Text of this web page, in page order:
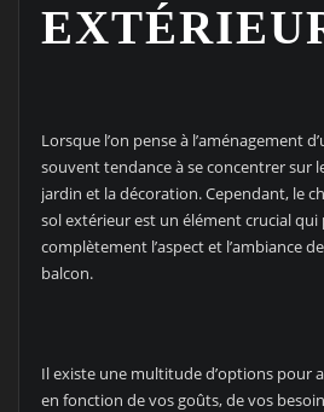
Lorsque l’on pense à l’aménagement
souvent tendance à se concentrer sur
jardin et la décoration. Cependant, le
sol extérieur est un élément crucial
complètement l’aspect et l’ambiance
balcon.
Il existe une multitude d’options pour
en fonction de vos goûts, de vos